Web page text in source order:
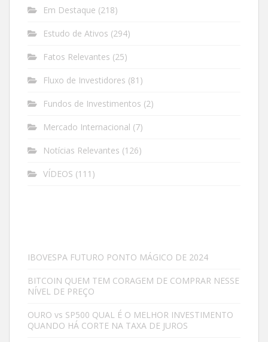
Em Destaque (218)
Estudo de Ativos (294)
Fatos Relevantes (25)
Fluxo de Investidores (81)
Fundos de Investimentos (2)
Mercado Internacional (7)
Notícias Relevantes (126)
VÍDEOS (111)
IBOVESPA FUTURO PONTO MÁGICO DE 2024
BITCOIN QUEM TEM CORAGEM DE COMPRAR NESSE
NÍVEL DE PREÇO
OURO vs SP500 QUAL É O MELHOR INVESTIMENTO
QUANDO HÁ CORTE NA TAXA DE JUROS